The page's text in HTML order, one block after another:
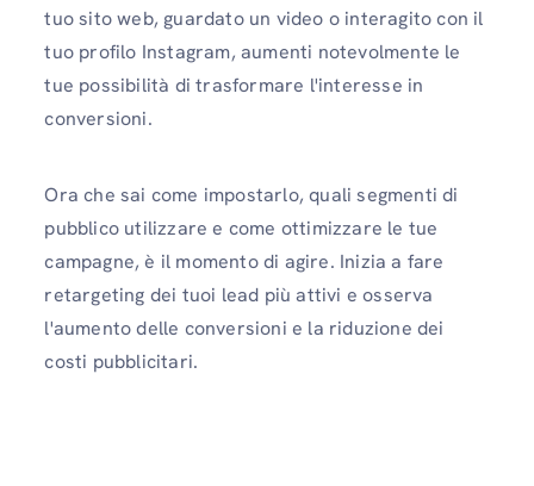
tuo sito web, guardato un video o interagito con il
tuo profilo Instagram, aumenti notevolmente le
tue possibilità di trasformare l'interesse in
conversioni.
Ora che sai come impostarlo, quali segmenti di
pubblico utilizzare e come ottimizzare le tue
campagne, è il momento di agire. Inizia a fare
retargeting dei tuoi lead più attivi e osserva
l'aumento delle conversioni e la riduzione dei
costi pubblicitari.